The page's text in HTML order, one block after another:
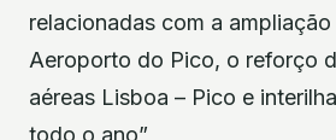
relacionadas com a
Aeroporto do Pico, o reforço
aéreas Lisboa – Pico e
todo o ano”